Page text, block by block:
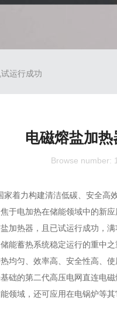
运行成功
电磁熔盐加
Browse number:
家着力构建清洁低碳、安全
于电加热在储能领域中的新
加热器，且已试运行成功，
能蓄热系统稳定运行的重中
均匀、效率高、安全性高、使
础的第二代高压电网直连电
领域，还可应用在电锅炉等